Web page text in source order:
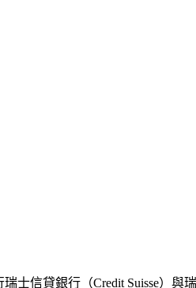
信貸銀行（Credit Suisse）與